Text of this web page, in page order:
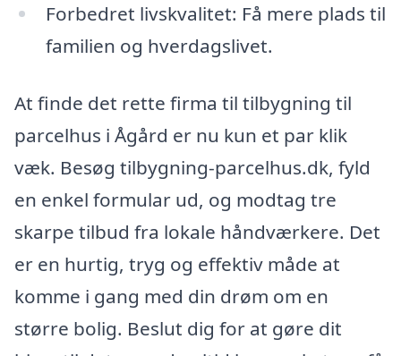
Forbedret livskvalitet: Få mere plads til
familien og hverdagslivet.
At finde det rette firma til tilbygning til
parcelhus i Ågård er nu kun et par klik
væk. Besøg tilbygning-parcelhus.dk, fyld
en enkel formular ud, og modtag tre
skarpe tilbud fra lokale håndværkere. Det
er en hurtig, tryg og effektiv måde at
komme i gang med din drøm om en
større bolig. Beslut dig for at gøre dit